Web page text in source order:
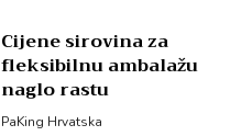
Cijene sirovina za
fleksibilnu ambalažu
naglo rastu
PaKing Hrvatska